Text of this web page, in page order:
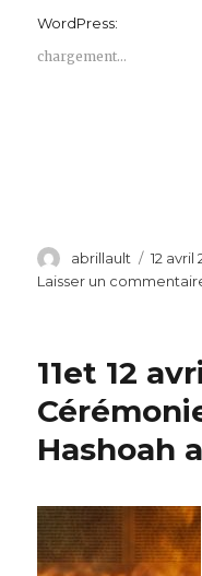
WordPress:
chargement…
Auteur
abrillault
Publié
le
12 avril
Laisser un
11et 12
Hashoah